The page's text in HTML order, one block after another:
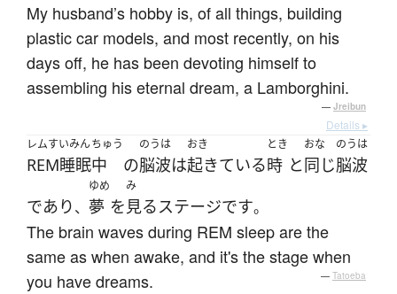
My husband’s hobby is, of all things, building
plastic car models, and most recently, on his
days off, he has been devoting himself to
assembling his eternal dream, a Lamborghini.
— Jreibun
Details ▸
レムすいみん
REM睡眠
ちゅう
中 の
のうは
脳波は
おき
起きている
とき
時 と
おな
同じ
のうは
脳波
であり、
ゆめ
夢 を
み
見るステージです。
The brain waves during REM sleep are the
same as when awake, and it's the stage when
you have dreams.
— Tatoeba